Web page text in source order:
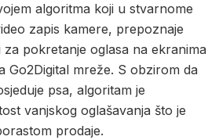
algoritma koji u stvarnome
zapis kamere, prepoznaje
za pokretanje oglasa na ekranima
Go2Digital mreže. S obzirom da
psa, algoritam je
vanjskog oglašavanja što je
prodaje.